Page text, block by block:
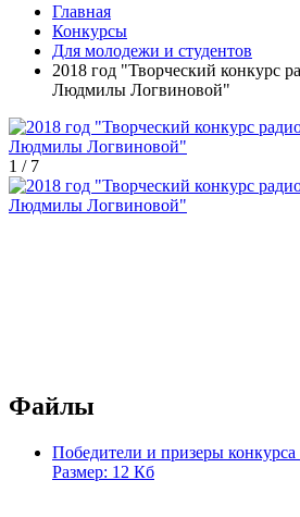
Главная
Конкурсы
Для молодежи и студентов
2018 год "Творческий конкурс
Людмилы Логвиновой"
1 / 7
Файлы
Победители и призеры
Размер: 12 Кб